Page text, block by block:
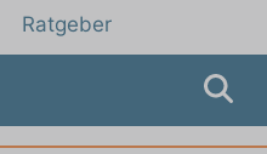
Ratgeber